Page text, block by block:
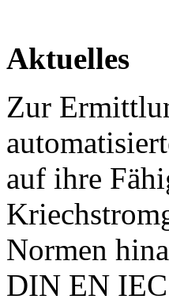
Aktuelles
Zur
auf ihre
Normen
DIN EN